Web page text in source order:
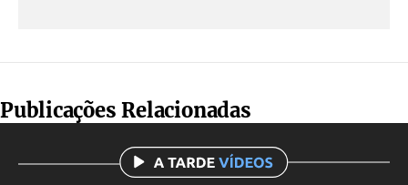
Publicações Relacionadas